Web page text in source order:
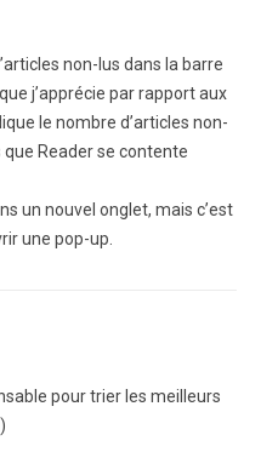
non-lus dans la barre
j’apprécie par rapport aux
le nombre d’articles non-
que Reader se contente
un nouvel onglet, mais c’est
une pop-up.
pour trier les meilleurs